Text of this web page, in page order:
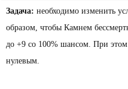
Задача: необходимо изменить
образом, чтобы Камнем
до +9 со 100% шансом. При
нулевым.